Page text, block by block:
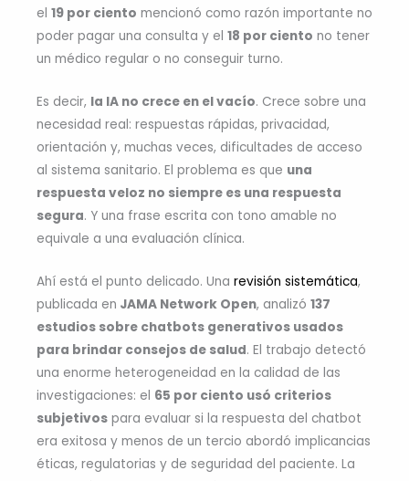
el 19 por ciento mencionó como razón importante no
poder pagar una consulta y el 18 por ciento no tener
un médico regular o no conseguir turno.
Es decir, la IA no crece en el vacío. Crece sobre una
necesidad real: respuestas rápidas, privacidad,
orientación y, muchas veces, dificultades de acceso
al sistema sanitario. El problema es que una
respuesta veloz no siempre es una respuesta
segura. Y una frase escrita con tono amable no
equivale a una evaluación clínica.
Ahí está el punto delicado. Una revisión sistemática,
publicada en JAMA Network Open, analizó 137
estudios sobre chatbots generativos usados
para brindar consejos de salud. El trabajo detectó
una enorme heterogeneidad en la calidad de las
investigaciones: el 65 por ciento usó criterios
subjetivos para evaluar si la respuesta del chatbot
era exitosa y menos de un tercio abordó implicancias
éticas, regulatorias y de seguridad del paciente. La